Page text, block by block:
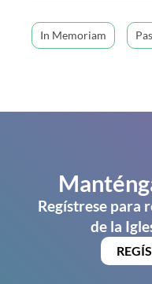
In Memoriam
Regístrese para
de la